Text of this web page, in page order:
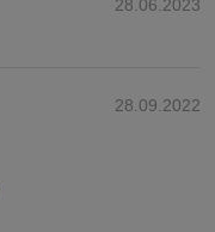
28.06.2023
28.09.2022